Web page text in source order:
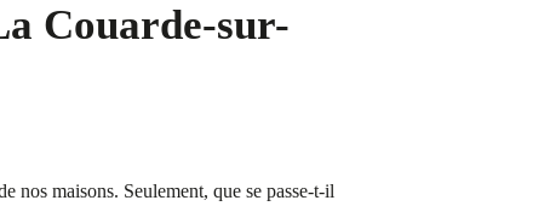
Couarde-sur-
nos maisons. Seulement, que se passe-t-il